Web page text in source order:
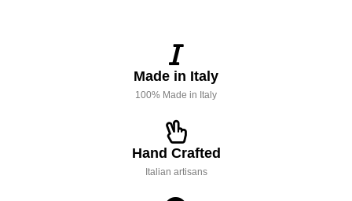
Made in Italy
100% Made in Italy
Hand Crafted
Italian artisans